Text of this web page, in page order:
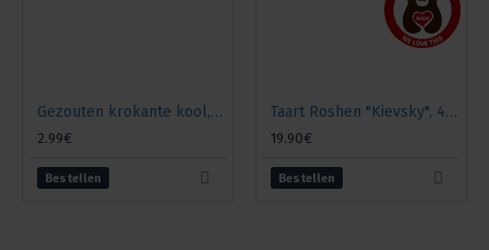
Gezouten krokante kool, 860 gr.
2.99€
Bestellen
Taart Roshen "Kievsky", 450g
19.90€
Bestellen